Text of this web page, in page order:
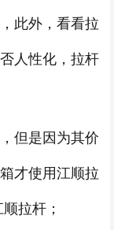
此外，看看拉
人性化，拉杆
但是因为其价
才使用江顺拉
拉杆；